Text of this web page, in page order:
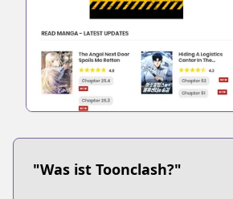
"Was ist Toonclash?"